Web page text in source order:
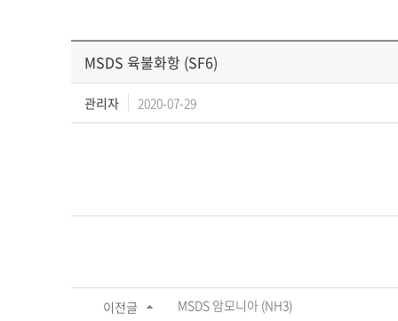
MSDS 육불화항 (SF6)
관리자 2020-07-29
이전글 MSDS 암모니아 (NH3)